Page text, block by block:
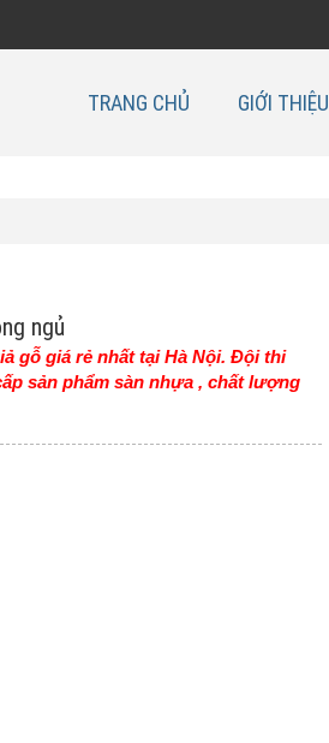
TRANG CHỦ GIỚI THIỆU
ngủ
gỗ giá rẻ nhất tại Hà Nội. Đội thi
sản phẩm sàn nhựa , chất lượng